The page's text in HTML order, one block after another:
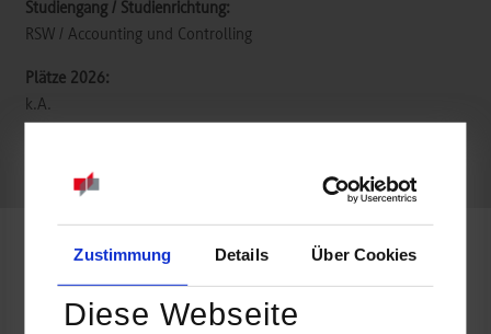
Zustimmung Details Über Cookies
Diese Webseite
RSW / Accounting und Controlling
k.A.
EY GmbH & Co. KG Wirtschaftsprüfungsgesellschaft